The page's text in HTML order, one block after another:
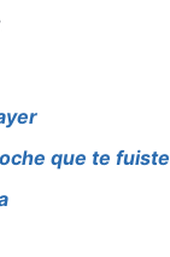
que te fuiste